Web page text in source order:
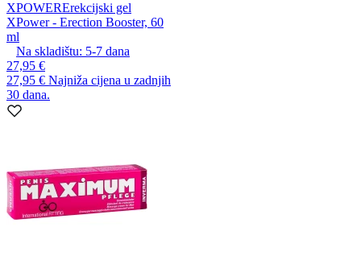
XPOWERErekcijski gel
XPower - Erection Booster, 60
ml
Na skladištu: 5-7 dana
27,95 €
27,95 € Najniža cijena u zadnjih
30 dana.